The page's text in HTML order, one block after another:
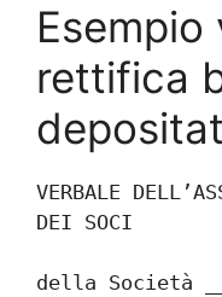
Esempio
rettifica
VERBALE
DEI SOCI
della Società